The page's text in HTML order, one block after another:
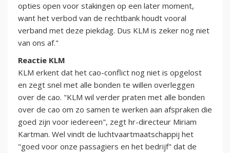
opties open voor stakingen op een later moment,
want het verbod van de rechtbank houdt vooral
verband met deze piekdag. Dus KLM is zeker nog niet
van ons af."
Reactie KLM
KLM erkent dat het cao-conflict nog niet is opgelost
en zegt snel met alle bonden te willen overleggen
over de cao. "KLM wil verder praten met alle bonden
over de cao om zo samen te werken aan afspraken die
goed zijn voor iedereen", zegt hr-directeur Miriam
Kartman. Wel vindt de luchtvaartmaatschappij het
"goed voor onze passagiers en het bedrijf" dat de